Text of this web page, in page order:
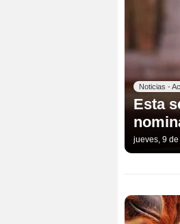
Noticias -
Esta
jueves, 9